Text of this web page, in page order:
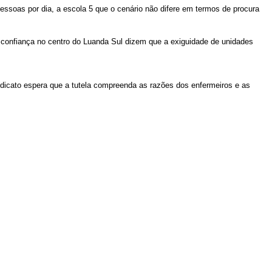
por dia, a escola 5 que o cenário não difere em termos de procura
no centro do Luanda Sul dizem que a exiguidade de unidades
espera que a tutela compreenda as razões dos enfermeiros e as